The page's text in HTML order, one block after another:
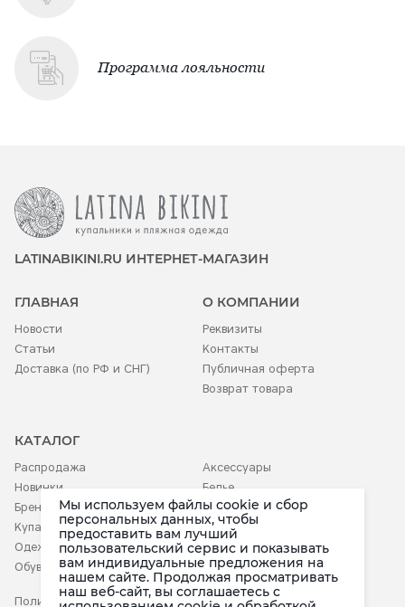
Программа лояльности
LATINABIKINI.RU ИНТЕРНЕТ-МАГАЗИН
ГЛАВНАЯ
Новости
Статьи
Доставка (по РФ и СНГ)
О КОМПАНИИ
Реквизиты
Контакты
Публичная оферта
Возврат товара
КАТАЛОГ
Распродажа
Новинки
Бренды
Купальники
Одежда
Обувь
Аксессуары
Белье
Детское
Политика конфиденциальности
Мы используем файлы cookie и сбор
персональных данных, чтобы
предоставить вам лучший
пользовательский сервис и показывать
вам индивидуальные предложения на
нашем сайте. Продолжая просматривать
наш веб-сайт, вы соглашаетесь c